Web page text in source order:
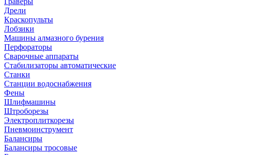
Дрели
Краскопульты
Лобзики
Машины алмазного бурения
Перфораторы
Сварочные аппараты
Стабилизаторы автоматические
Станки
Станции водоснабжения
Фены
Шлифмашины
Штроборезы
Электроплиткорезы
Пневмоинструмент
Балансиры
Балансиры тросовые